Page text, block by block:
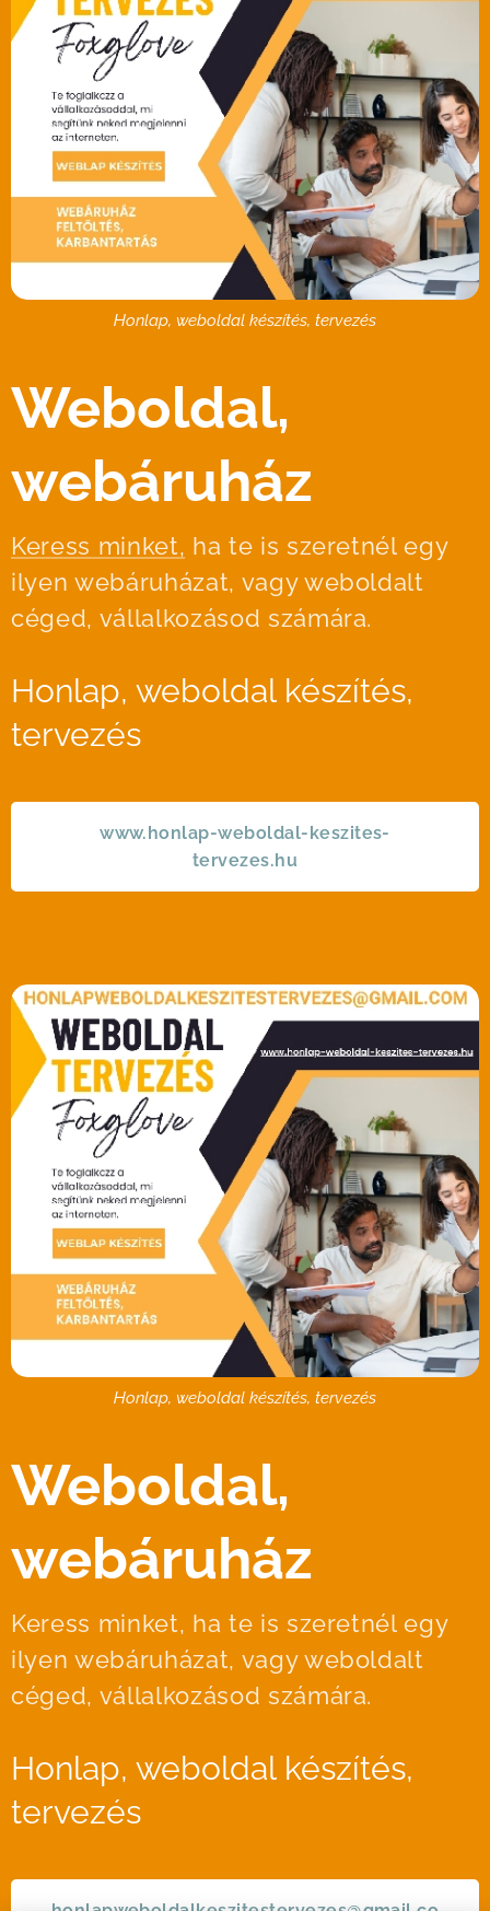
Honlap, weboldal készítés, tervezés
Weboldal,
webáruház
Keress minket, ha te is szeretnél egy
ilyen webáruházat, vagy weboldalt
céged, vállalkozásod számára.
Honlap, weboldal készítés,
tervezés
www.honlap-weboldal-keszites-
tervezes.hu
Honlap, weboldal készítés, tervezés
Weboldal,
webáruház
Keress minket, ha te is szeretnél egy
ilyen webáruházat, vagy weboldalt
céged, vállalkozásod számára.
Honlap, weboldal készítés,
tervezés